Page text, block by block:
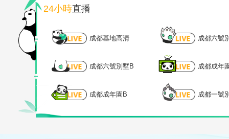
24小時直播
成都基地高清 成都六號
成都六號別墅B 成都成年
成都成年園B 成都一號